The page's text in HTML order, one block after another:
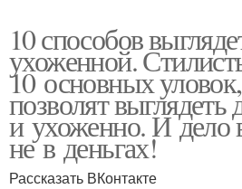
10 способов
ухоженной.
10 основных
позволят выглядеть
и ухоженно. И дело
не в деньгах!
Рассказать ВКонтакте